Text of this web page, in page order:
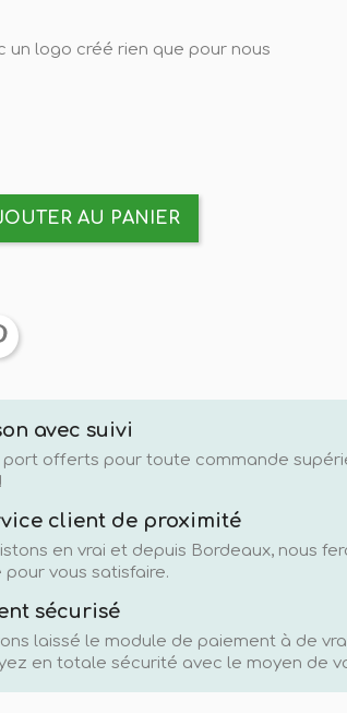
un logo créé rien que pour nous
AU PANIER
avec suivi
port offerts pour toute commande
client de proximité
en vrai et depuis Bordeaux, nous
pour vous satisfaire.
sécurisé
laissé le module de paiement à de
en totale sécurité avec le moyen de